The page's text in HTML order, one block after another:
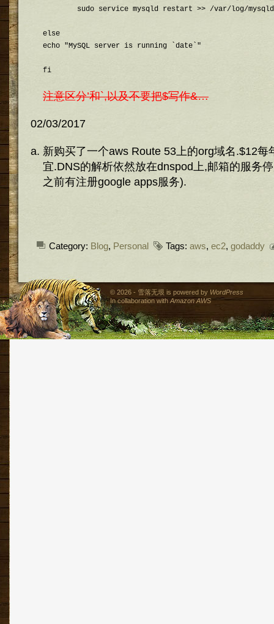
else
echo "MySQL server is running `date`"
注意区分’和`,以及不要把$写作&…
02/03/2017
新购买了一个aws Route 53上的org域名.$12每
宜.DNS的解析依然放在dnspod上,邮箱的服务
之前有注册google apps服务).
Category: Blog, Personal Tags: aws, ec2, godaddy
© 2026 - 雪落无垠 is powered by WordPress
In collaboration withAmazon AWS